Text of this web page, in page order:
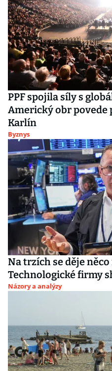
PPF spojila síly s
Americký obr povede
Karlín
Byznys
Na trzích se děje
Technologické firmy
Názory a analýzy